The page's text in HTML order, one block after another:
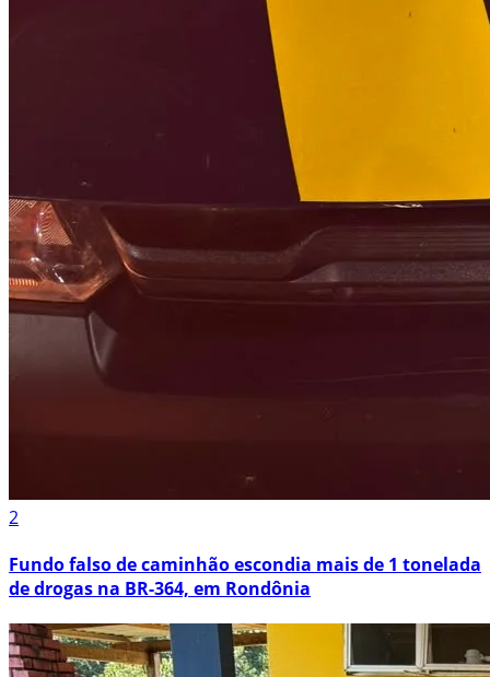
2
Fundo falso de caminhão escondia mais de 1 tonelada
de drogas na BR-364, em Rondônia